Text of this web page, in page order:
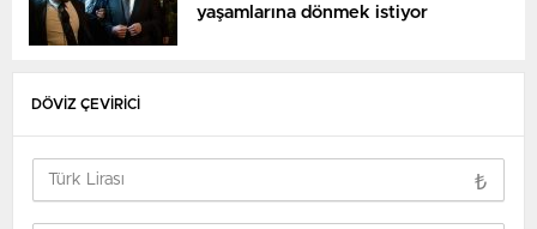
yaşamlarına dönmek istiyor
DÖVİZ ÇEVİRİCİ
₺